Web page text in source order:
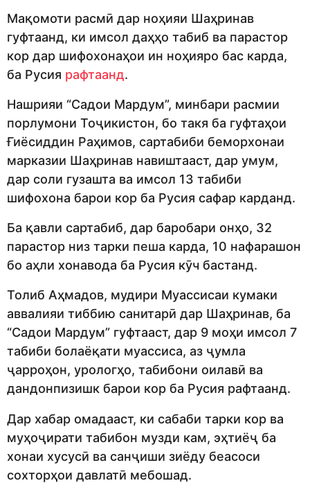
Мақомоти расмӣ дар ноҳияи Шаҳринав
гуфтаанд, ки имсол даҳҳо табиб ва парастор
кор дар шифохонаҳои ин ноҳияро бас карда,
ба Русия рафтаанд.
Нашрияи “Садои Мардум”, минбари расмии
порлумони Тоҷикистон, бо такя ба гуфтаҳои
Ғиёсиддин Раҳимов, сартабиби беморхонаи
марказии Шаҳринав навиштааст, дар умум,
дар соли гузашта ва имсол 13 табиби
шифохона барои кор ба Русия сафар карданд.
Ба қавли сартабиб, дар баробари онҳо, 32
парастор низ тарки пеша карда, 10 нафарашон
бо аҳли хонавода ба Русия кӯч бастанд.
Толиб Аҳмадов, мудири Муассисаи кумаки
аввалияи тиббию санитарӣ дар Шаҳринав, ба
“Садои Мардум” гуфтааст, дар 9 моҳи имсол 7
табиби болаёқати муассиса, аз ҷумла
ҷарроҳон, урологҳо, табибони оилавӣ ва
дандонпизишк барои кор ба Русия рафтаанд.
Дар хабар омадааст, ки сабаби тарки кор ва
муҳоҷирати табибон музди кам, эҳтиёҷ ба
хонаи хусусӣ ва санҷиши зиёду беасоси
сохторҳои давлатӣ мебошад.